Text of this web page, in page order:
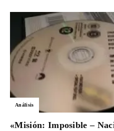
Análisis
«Misión: Imposible –